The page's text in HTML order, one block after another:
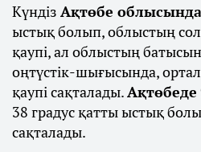
Күндіз Ақтөбе облысында
ыстық болып, облыстың
қаупі, ал облыстың
оңтүстік-шығысында,
қаупі сақталады.Ақтөбеде
38 градус қатты ыстық
сақталады.